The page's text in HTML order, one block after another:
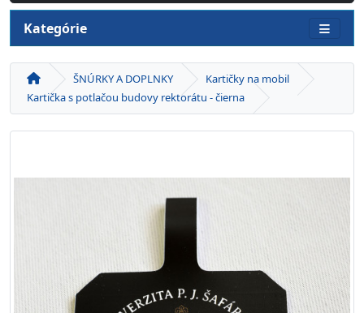
Kategórie
ŠNÚRKY A DOPLNKY
Kartičky na mobil
Kartička s potlačou budovy rektorátu - čierna